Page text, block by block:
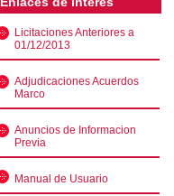
Licitaciones Anteriores a
01/12/2013
Adjudicaciones Acuerdos
Marco
Anuncios de Informacion
Previa
Manual de Usuario